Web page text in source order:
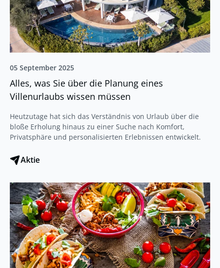
05 September 2025
Alles, was Sie über die Planung eines
Villenurlaubs wissen müssen
Heutzutage hat sich das Verständnis von Urlaub über die
bloße Erholung hinaus zu einer Suche nach Komfort,
Privatsphäre und personalisierten Erlebnissen entwickelt.
Aktie